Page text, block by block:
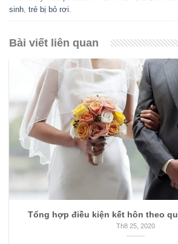
sinh, trẻ bị bỏ rơi.
Bài viết liên quan
Tổng hợp điều kiện kết hôn theo
Th8 25, 2020